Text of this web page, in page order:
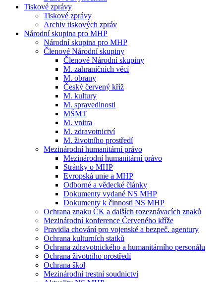
Tiskové zprávy
Tiskové zprávy
Archiv tiskových zpráv
Národní skupina pro MHP
Národní skupina pro MHP
Členové Národní skupiny
Členové Národní skupiny
M. zahraničních věcí
M. obrany
Český červený kříž
M. kultury
M. spravedlnosti
MŠMT
M. vnitra
M. zdravotnictví
M. životního prostředí
Mezinárodní humanitární právo
Mezinárodní humanitární právo
Stránky o MHP
Evropská unie a MHP
Odborné a vědecké články
Dokumenty vydané NS MHP
Dokumenty k činnosti NS MHP
Ochrana znaku ČK a dalších rozeznávacích znaků
Mezinárodní konference Červeného kříže
Pravidla chování pro vojenské a bezpeč. agentury
Ochrana kulturních statků
Ochrana zdravotnického a humanitárního personálu
Ochrana životního prostředí
Ochrana škol
Mezinárodní trestní soudnictví